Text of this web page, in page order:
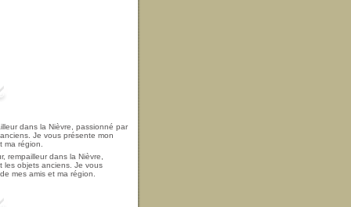
rempailleur dans la Nièvre,
les objets anciens. Je vous
mes amis et ma région.